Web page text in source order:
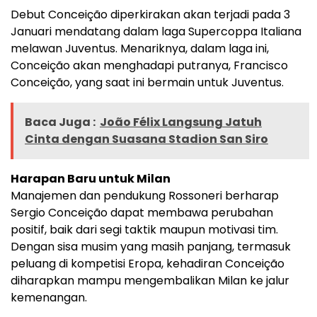
Debut Conceição diperkirakan akan terjadi pada 3
Januari mendatang dalam laga Supercoppa Italiana
melawan Juventus. Menariknya, dalam laga ini,
Conceição akan menghadapi putranya, Francisco
Conceição, yang saat ini bermain untuk Juventus.
Baca Juga : João Félix Langsung Jatuh
Cinta dengan Suasana Stadion San Siro
Harapan Baru untuk Milan
Manajemen dan pendukung Rossoneri berharap
Sergio Conceição dapat membawa perubahan
positif, baik dari segi taktik maupun motivasi tim.
Dengan sisa musim yang masih panjang, termasuk
peluang di kompetisi Eropa, kehadiran Conceição
diharapkan mampu mengembalikan Milan ke jalur
kemenangan.